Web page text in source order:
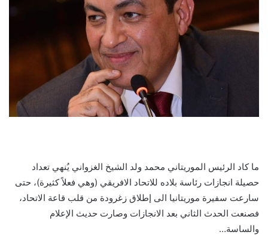
ما كاد الرئيس الموريتاني محمد ولد الشيخ الغزواني يُنهي تعداد
حصيلة انجازات رئاسة بلاده للاتحاد الافريقي (وهي فعلاً كثيرة)، حتى
سارعت سفيرة موريتانيا الى إطلاق زغرودة من قلب قاعة الاتحاد،
فصنعت الحدث الثاني بعد الانجازات وصارت حديث الإعلام
والساسة…